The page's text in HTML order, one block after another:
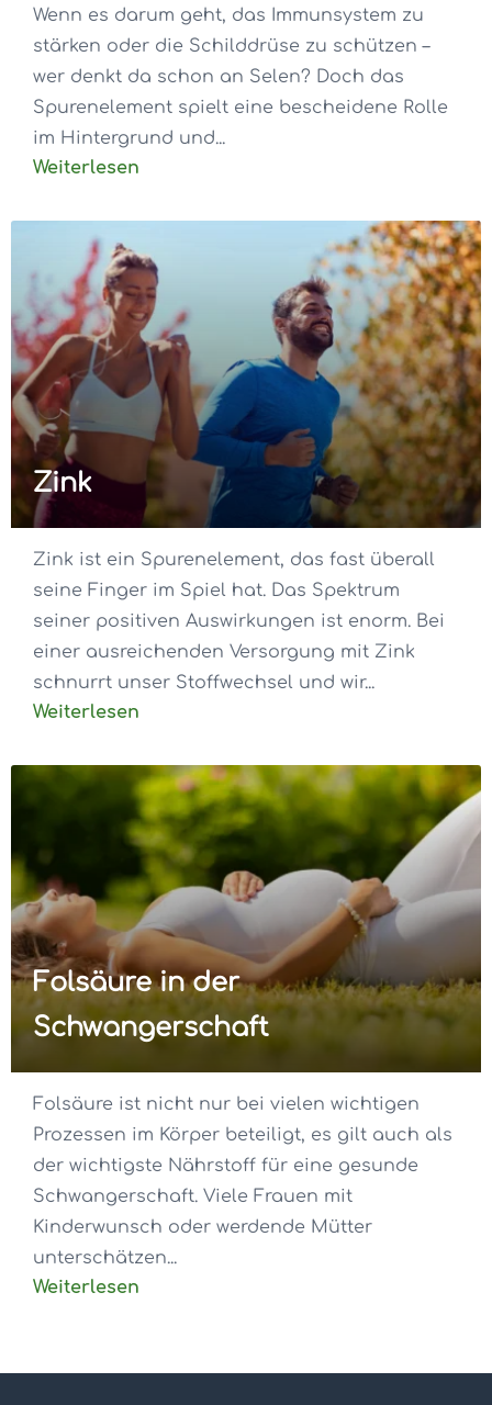
Wenn es darum geht, das Immunsystem zu
stärken oder die Schilddrüse zu schützen –
wer denkt da schon an Selen? Doch das
Spurenelement spielt eine bescheidene Rolle
im Hintergrund und...
Weiterlesen
Zink
Zink ist ein Spurenelement, das fast überall
seine Finger im Spiel hat. Das Spektrum
seiner positiven Auswirkungen ist enorm. Bei
einer ausreichenden Versorgung mit Zink
schnurrt unser Stoffwechsel und wir...
Weiterlesen
Folsäure in der
Schwangerschaft
Folsäure ist nicht nur bei vielen wichtigen
Prozessen im Körper beteiligt, es gilt auch als
der wichtigste Nährstoff für eine gesunde
Schwangerschaft. Viele Frauen mit
Kinderwunsch oder werdende Mütter
unterschätzen...
Weiterlesen